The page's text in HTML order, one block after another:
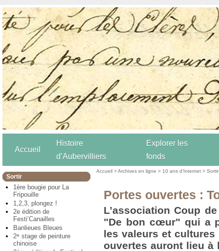
Accueil
Histoire
d’Aubervilliers
Explorer les
fonds
Sortir
1ère bougie pour La
Fripouille
1,2,3, plongez !
2e édition de
Festi’Canailles
Banlieues Bleues
2e stage de peinture
chinoise
Accueil >Archives en ligne > 10 ans d’Internet >Sortir
Portes ouvertes :
L’association Coup
"De bon cœur" qui a
les valeurs et cultures
ouvertes auront lieu à